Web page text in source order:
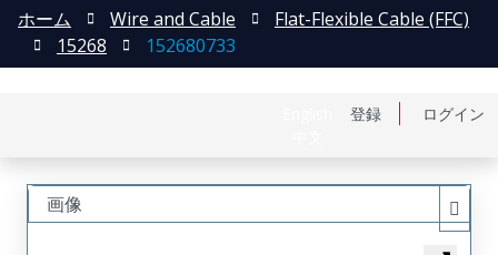
登録 ログイン
ホーム Wire and Cable
Flat-Flexible Cable (FFC)
15268
152680733
画像